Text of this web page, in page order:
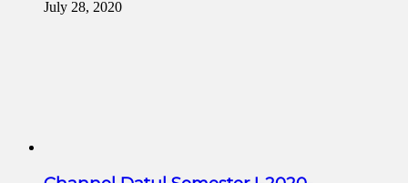
July 28, 2020